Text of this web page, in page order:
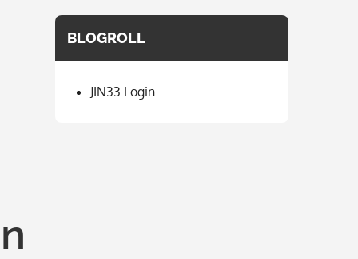
BLOGROLL
JIN33 Login